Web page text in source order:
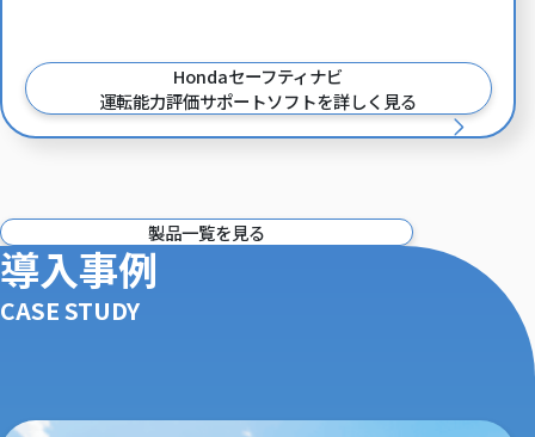
Hondaセーフティナビ
運転能力評価サポートソフトを詳しく見る
製品一覧を見る
導入事例
CASE STUDY